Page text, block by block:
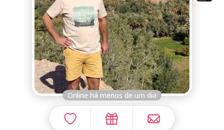
Online há menos de um dia